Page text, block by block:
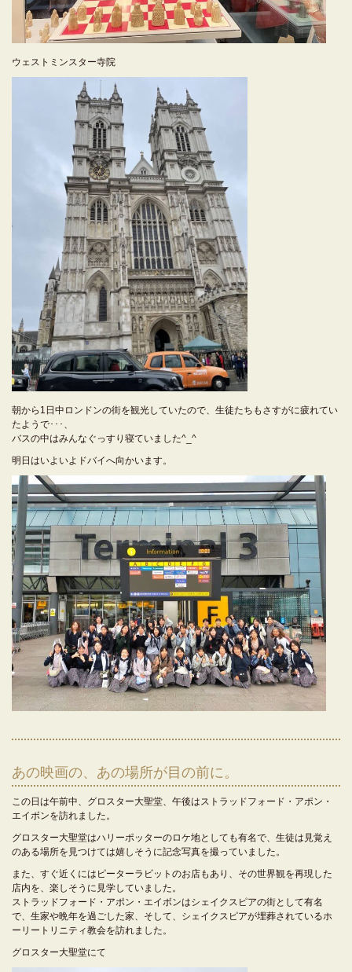
ウェストミンスター寺院
朝から1日中ロンドンの街を観光していたので、生徒たちもさすがに疲れてい
たようで･･･、
バスの中はみんなぐっすり寝ていました^_^
明日はいよいよドバイへ向かいます。
あの映画の、あの場所が目の前に。
この日は午前中、グロスター大聖堂、午後はストラッドフォード・アポン・
エイボンを訪れました。
グロスター大聖堂はハリーポッターのロケ地としても有名で、生徒は見覚え
のある場所を見つけては嬉しそうに記念写真を撮っていました。
また、すぐ近くにはピーターラビットのお店もあり、その世界観を再現した
店内を、楽しそうに見学していました。
ストラッドフォード・アポン・エイボンはシェイクスピアの街として有名
で、生家や晩年を過ごした家、そして、シェイクスピアが埋葬されているホ
ーリートリニティ教会を訪れました。
グロスター大聖堂にて